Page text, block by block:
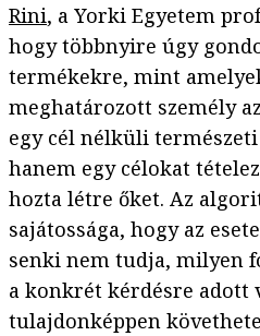
Rini, a Yorki Egyetem
hogy többnyire úgy
termékekre, mint
meghatározott személy
egy cél nélküli
hanem egy célokat
hozta létre őket. Az
sajátossága, hogy az
senki nem tudja, milyen
a konkrét kérdésre adott
tulajdonképpen